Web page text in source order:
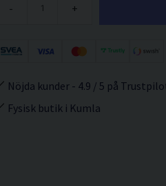
- +
Nöjda kunder - 4.9 / 5 på
Fysisk butik i Kumla